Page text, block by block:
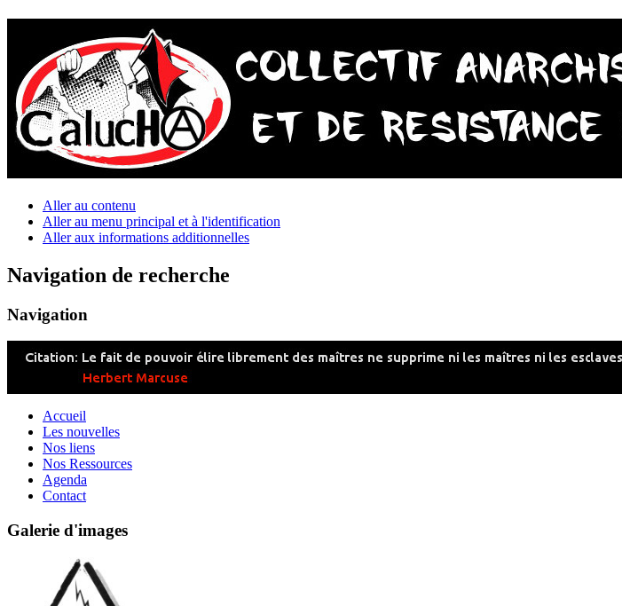
Aller au contenu
Aller au menu principal et à l'identification
Aller aux informations additionnelles
Navigation de recherche
Navigation
Accueil
Les nouvelles
Nos liens
Nos Ressources
Agenda
Contact
Galerie d'images